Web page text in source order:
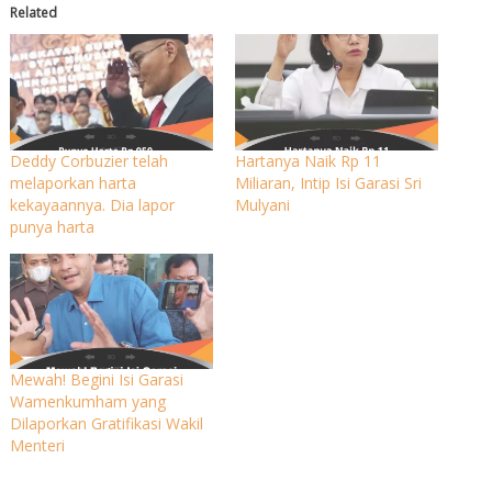
Related
Deddy Corbuzier telah
melaporkan harta
kekayaannya. Dia lapor
punya harta
Hartanya Naik Rp 11
Miliaran, Intip Isi Garasi Sri
Mulyani
Mewah! Begini Isi Garasi
Wamenkumham yang
Dilaporkan Gratifikasi Wakil
Menteri